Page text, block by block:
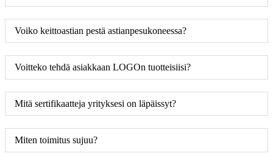
Voiko keittoastian pestä astianpesukoneessa?
Voitteko tehdä asiakkaan LOGOn tuotteisiisi?
Mitä sertifikaatteja yrityksesi on läpäissyt?
Miten toimitus sujuu?